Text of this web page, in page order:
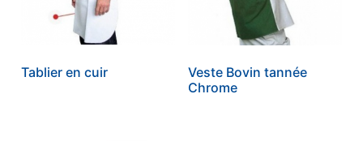
Tablier en cuir
Veste Bovin tannée
Chrome